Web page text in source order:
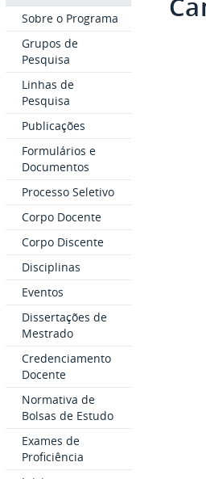
Sobre o Programa
Grupos de
Pesquisa
Linhas de
Pesquisa
Publicações
Formulários e
Documentos
Processo Seletivo
Corpo Docente
Corpo Discente
Disciplinas
Eventos
Dissertações de
Mestrado
Credenciamento
Docente
Normativa de
Bolsas de Estudo
Exames de
Proficiência